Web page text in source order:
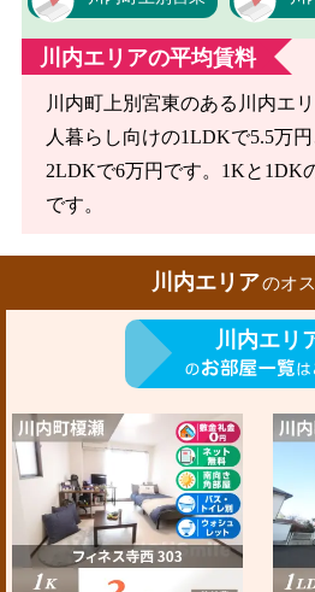
川内エリアの平均賃料
川内町上別宮東のある川内エ
人暮らし向けの1LDKで5.5万
2LDKで6万円です。1Kと1DK
です。
川内エリアのオ
川内エリ